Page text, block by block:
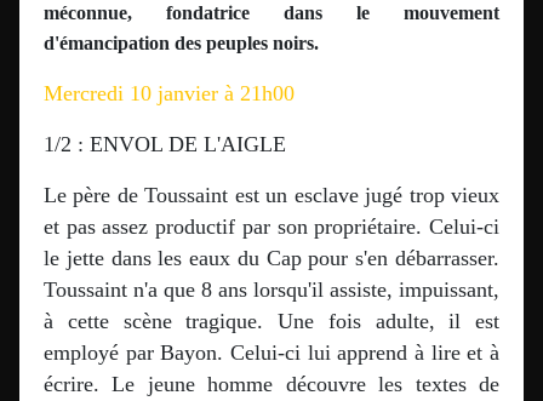
méconnue, fondatrice dans le mouvement
d'émancipation des peuples noirs.
Mercredi 10 janvier à 21h00
1/2 : ENVOL DE L'AIGLE
Le père de Toussaint est un esclave jugé trop vieux
et pas assez productif par son propriétaire. Celui-ci
le jette dans les eaux du Cap pour s'en débarrasser.
Toussaint n'a que 8 ans lorsqu'il assiste, impuissant,
à cette scène tragique. Une fois adulte, il est
employé par Bayon. Celui-ci lui apprend à lire et à
écrire. Le jeune homme découvre les textes de